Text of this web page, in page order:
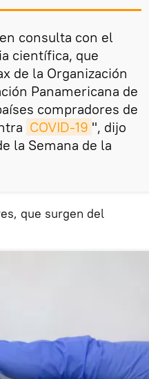
consulta con el
científica, que
de la Organización
Panamericana de
compradores de
COVID-19 ", dijo
la Semana de la
que surgen del